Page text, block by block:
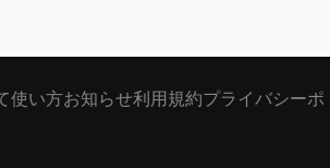
使い方お知らせ利用規約プライバシーポ